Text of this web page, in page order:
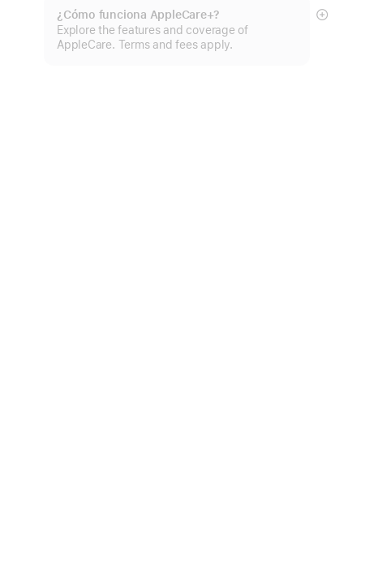
¿Cómo funciona AppleCare+?
Explore the features and coverage of
AppleCare. Terms and fees apply.
Mostrar